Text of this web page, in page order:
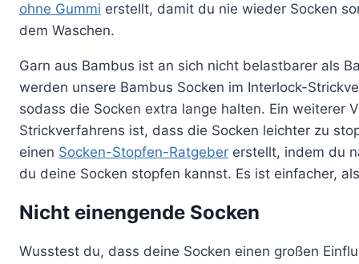
ohne Gummi erstellt, damit du nie wieder Socken
dem Waschen.
Garn aus Bambus ist an sich nicht belastbarer als
werden unsere Bambus Socken im Interlock-
sodass die Socken extra lange halten. Ein weiterer
Strickverfahrens ist, dass die Socken leichter zu
einen Socken-Stopfen-Ratgeber erstellt, indem du
du deine Socken stopfen kannst. Es ist einfacher,
Nicht einengende Socken
Wusstest du, dass deine Socken einen großen